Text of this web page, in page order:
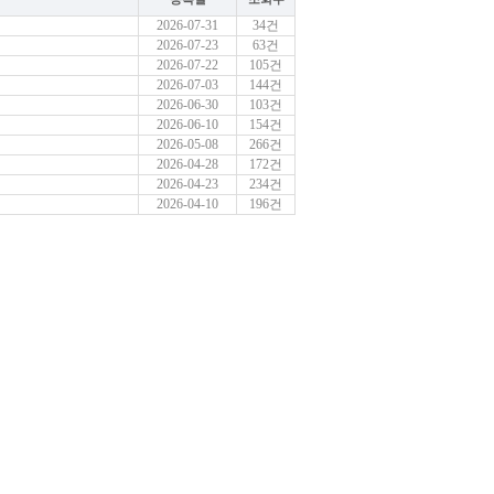
2026-07-31
34건
2026-07-23
63건
2026-07-22
105건
2026-07-03
144건
2026-06-30
103건
2026-06-10
154건
2026-05-08
266건
2026-04-28
172건
2026-04-23
234건
2026-04-10 196건